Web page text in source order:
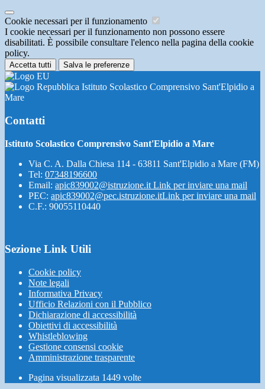
Cookie necessari per il funzionamento
I cookie necessari per il funzionamento non possono essere
disabilitati. È possibile consultare l'elenco nella pagina della cookie
policy.
Accetta tutti Salva le preferenze
Istituto Scolastico Comprensivo Sant'Elpidio a
Mare
Contatti
Istituto Scolastico Comprensivo Sant'Elpidio a Mare
Via C. A. Dalla Chiesa 114 - 63811 Sant'Elpidio a Mare (FM)
Tel: 07348196600
Email: apic839002@istruzione.it Link per inviare una mail
PEC: apic839002@pec.istruzione.itLink per inviare una mail
C.F.: 90055110440
Sezione Link Utili
Cookie policy
Note legali
Informativa Privacy
Ufficio Relazioni con il Pubblico
Dichiarazione di accessibilità
Obiettivi di accessibilità
Whistleblowing
Gestione consensi cookie
Amministrazione trasparente
Pagina visualizzata 1449 volte